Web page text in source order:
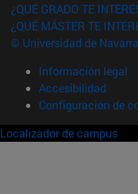
¿QUÉ GRADO TE
¿QUÉ MÁSTER TE
© Universidad de Navarra
Información legal
Accesibilidad
Configuración de
Localizador de campus